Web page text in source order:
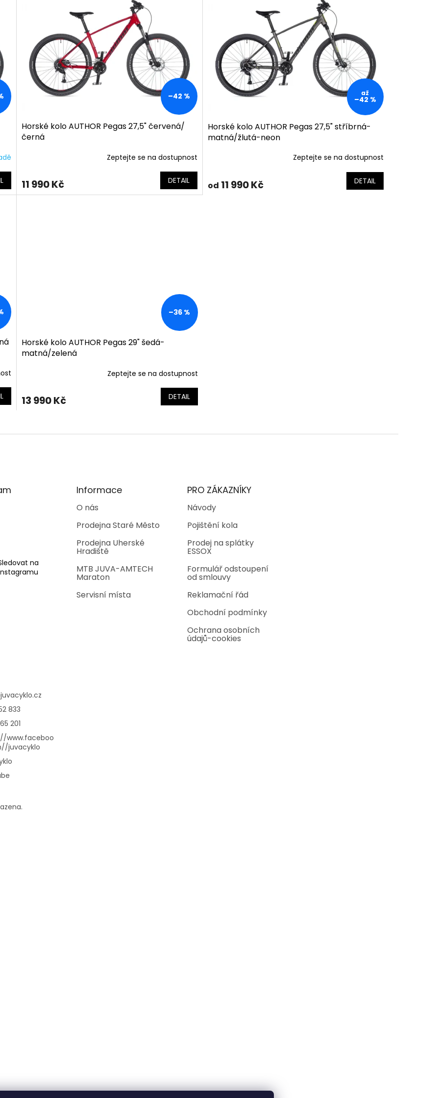
–42 %
Horské kolo AUTHOR Pegas 27,5" červená/
černá
Zeptejte se na dostupnost
11 990 Kč DETAIL
až
–42 %
Horské kolo AUTHOR Pegas 27,5" stříbrná-
matná/žlutá-neon
Zeptejte se na dostupnost
od 11 990 Kč DETAIL
–36 %
Horské kolo AUTHOR Pegas 29" šedá-
matná/zelená
Zeptejte se na dostupnost
13 990 Kč DETAIL
v
í
k
v
p
i
s
u
na
Informace
O nás
Prodejna Staré Město
Prodejna Uherské
Hradiště
MTB JUVA-AMTECH
Maraton
Servisní místa
PRO ZÁKAZNÍKY
Návody
Pojištění kola
Prodej na splátky
ESSOX
Formulář odstoupení
od smlouvy
Reklamační řád
Obchodní podmínky
Ochrana osobních
údajů-cookies
juvacyklo.cz
833
201
www.faceboo
juvacyklo